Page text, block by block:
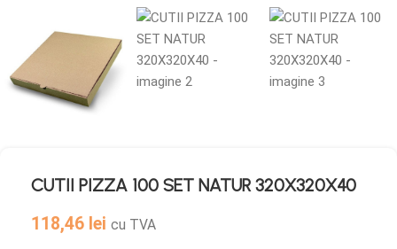
CUTII PIZZA 100 SET NATUR 320X320X40
118,46 lei cu TVA